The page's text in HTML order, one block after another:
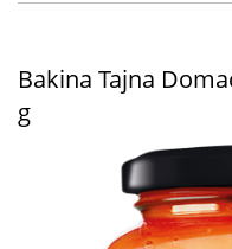
Bakina Tajna
g